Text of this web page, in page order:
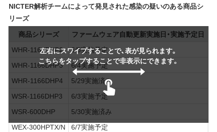
NICTER解析チームによって発見された感染の疑いのある商品シ
リーズ
左右にスワイプすることで、表が見られます。
こちらをタップすることで非表示にできます。
商品シリーズ
ファームウェア自動更新実施日・実施予定日
WHR-1166DHP2
6/5実施予定
WHR-1166DHP3
6/4実施予定
WHR-1166DHP4
5/29実施済み
WSR-1166DHP3
6/3実施予定
WSR-600DHP
5/30実施済み
WEX-300HPTX/N
6/7実施予定